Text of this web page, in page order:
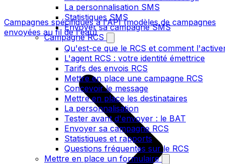
La personnalisation SMS
Statistiques SMS
Envoyer sa campagne SMS
Campagne RCS
Qu'est-ce que le RCS et comment
L'agent RCS : votre identité émettrice
Tarifs des envois RCS
Mettre en place une campagne RCS
Concevoir le message
Mettre en place les destinataires
La personnalisation
Tester avant d'envoyer : le BAT
Envoyer sa campagne RCS
Statistiques et rapports
Questions fréquentes sur le RCS
Mettre en place un formulaire
Campagnes spécifiques à l'API (modèles de campagnes
envoyées au fil de l'eau)